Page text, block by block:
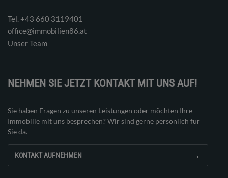
Tel. ‭+43 660 3119401‬
office@immobilien86.at
Unser Team
NEHMEN SIE JETZT KONTAKT MIT UNS AUF!
Sie haben Fragen zu unseren Leistungen oder möchten Ihre
Immobilie mit uns besprechen? Wir sind gerne persönlich für
Sie da.
KONTAKT AUFNEHMEN →